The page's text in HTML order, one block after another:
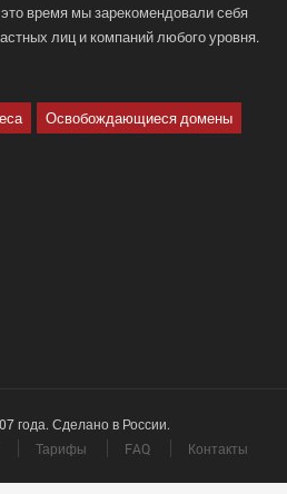
время мы зарекомендовали себя
лиц и компаний любого уровня.
Освобождающиеся домены
года. Сделано в России.
Тарифы FAQ Контакты